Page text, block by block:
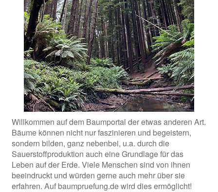
Willkommen auf dem Baumportal der etwas anderen Art.
Bäume können nicht nur faszinieren und begeistern,
sondern bilden, ganz nebenbei, u.a. durch die
Sauerstoffproduktion auch eine Grundlage für das
Leben auf der Erde. Viele Menschen sind von ihnen
beeindruckt und würden gerne auch mehr über sie
erfahren. Auf baumpruefung.de wird dies ermöglicht!